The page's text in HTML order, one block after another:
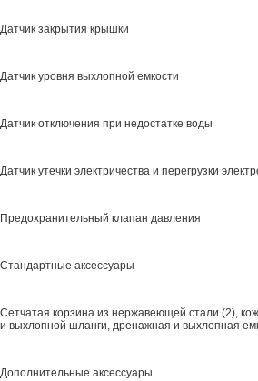
Датчик закрытия крышки
Датчик уровня выхлопной емкости
Датчик отключения при недостатке воды
Датчик утечки электричества и перегрузки
Предохранительный клапан давления
Стандартные аксессуары
Сетчатая корзина из нержавеющей стали (2),
и выхлопной шланги, дренажная и выхлопная
Дополнительные аксессуары